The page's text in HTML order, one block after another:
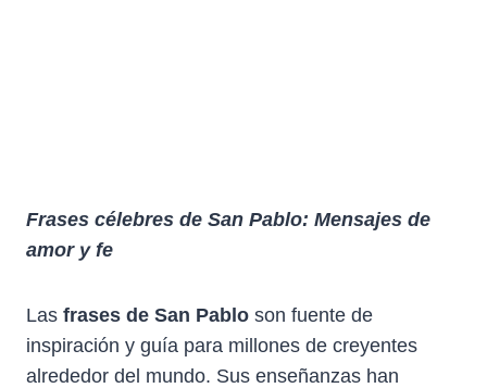
Frases célebres de San Pablo: Mensajes de
amor y fe
Las frases de San Pablo son fuente de
inspiración y guía para millones de creyentes
alrededor del mundo. Sus enseñanzas han